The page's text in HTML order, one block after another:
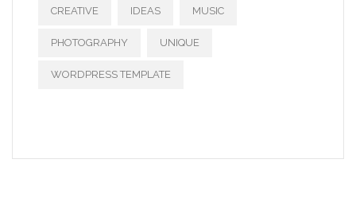
CREATIVE IDEAS MUSIC
PHOTOGRAPHY UNIQUE
WORDPRESS TEMPLATE